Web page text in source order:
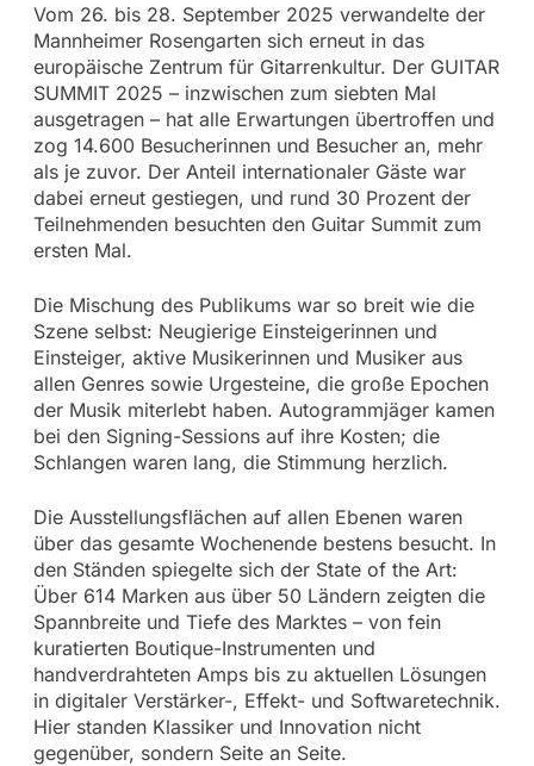
Vom 26. bis 28. September 2025 verwandelte der
Mannheimer Rosengarten sich erneut in das
europäische Zentrum für Gitarrenkultur. Der GUITAR
SUMMIT 2025 – inzwischen zum siebten Mal
ausgetragen – hat alle Erwartungen übertroffen und
zog 14.600 Besucherinnen und Besucher an, mehr
als je zuvor. Der Anteil internationaler Gäste war
dabei erneut gestiegen, und rund 30 Prozent der
Teilnehmenden besuchten den Guitar Summit zum
ersten Mal.
Die Mischung des Publikums war so breit wie die
Szene selbst: Neugierige Einsteigerinnen und
Einsteiger, aktive Musikerinnen und Musiker aus
allen Genres sowie Urgesteine, die große Epochen
der Musik miterlebt haben. Autogrammjäger kamen
bei den Signing-Sessions auf ihre Kosten; die
Schlangen waren lang, die Stimmung herzlich.
Die Ausstellungsflächen auf allen Ebenen waren
über das gesamte Wochenende bestens besucht. In
den Ständen spiegelte sich der State of the Art:
Über 614 Marken aus über 50 Ländern zeigten die
Spannbreite und Tiefe des Marktes – von fein
kuratierten Boutique-Instrumenten und
handverdrahteten Amps bis zu aktuellen Lösungen
in digitaler Verstärker-, Effekt- und Softwaretechnik.
Hier standen Klassiker und Innovation nicht
gegenüber, sondern Seite an Seite.